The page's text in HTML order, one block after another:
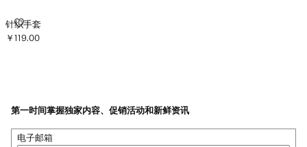
针织手套
针织手套
当前价格 [￥119.00 ]
￥119.00
第一时间掌握独家内容、促销活动和新鲜资讯
电子邮箱